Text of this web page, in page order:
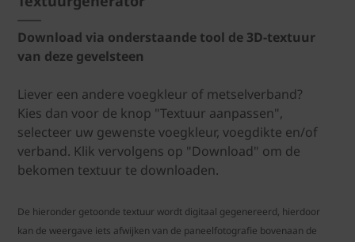
Download via onderstaande tool de 3D-textuur
van deze gevelsteen
Liever een andere voegkleur of metselverband?
Kies dan voor de knop "Textuur aanpassen",
selecteer uw gewenste voegkleur, voegdikte en/of
verband. Klik vervolgens op "Download" om de
bekomen textuur te downloaden.
De hieronder getoonde textuur wordt digitaal gegenereerd, hierdoor
kan de weergave iets afwijken van de paneelfotografie bovenaan de